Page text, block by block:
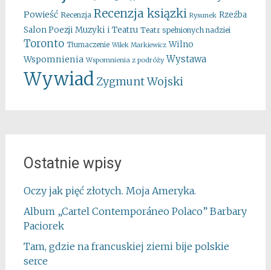
Powieść Recenzja Recenzja ksiązki Rysunek Rzeźba
Salon Poezji Muzyki i Teatru Teatr spełnionych nadziei
Toronto Tłumaczenie Wilek Markiewicz Wilno
Wspomnienia Wspomnienia z podróży Wystawa
WywiadZygmunt Wojski
Ostatnie wpisy
Oczy jak pięć złotych. Moja Ameryka.
Album „Cartel Contemporáneo Polaco” Barbary
Paciorek
Tam, gdzie na francuskiej ziemi bije polskie
serce